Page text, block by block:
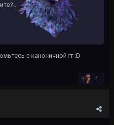
с каноничной гг:D
1